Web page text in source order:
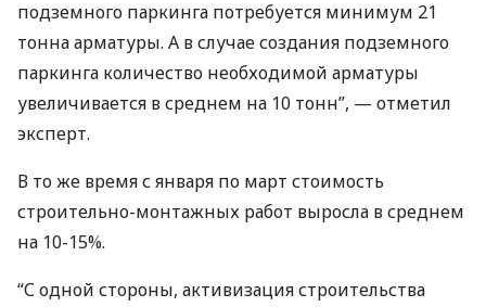
подземного паркинга потребуется минимум 21
тонна арматуры. А в случае создания подземного
паркинга количество необходимой арматуры
увеличивается в среднем на 10 тонн”, — отметил
эксперт.
В то же время с января по март стоимость
строительно-монтажных работ выросла в среднем
на 10-15%.
“С одной стороны, активизация строительства